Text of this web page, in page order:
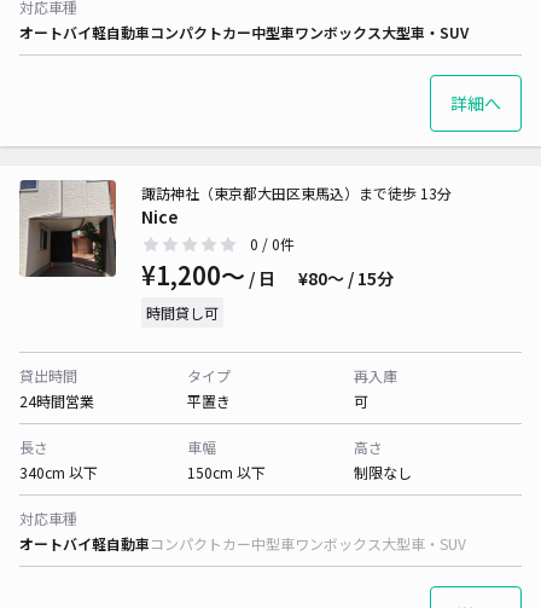
対応車種
オートバイ軽自動車コンパクトカー中型車ワンボックス大型車・SUV
詳細へ
Nice
諏訪神社（東京都大田区東馬込）まで徒歩 13分
0 / 0件
¥1,200〜 / 日 ¥80〜 / 15分
時間貸し可
貸出時間
24時間営業
タイプ
平置き
再入庫
可
長さ
340cm 以下
車幅
150cm 以下
高さ
制限なし
対応車種
オートバイ軽自動車コンパクトカー中型車ワンボックス大型車・SUV